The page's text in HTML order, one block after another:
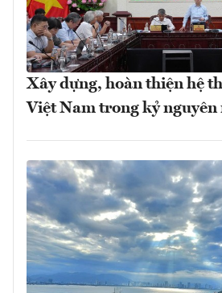
Xây dựng, hoàn thiện hệ
Việt Nam trong kỷ nguyên